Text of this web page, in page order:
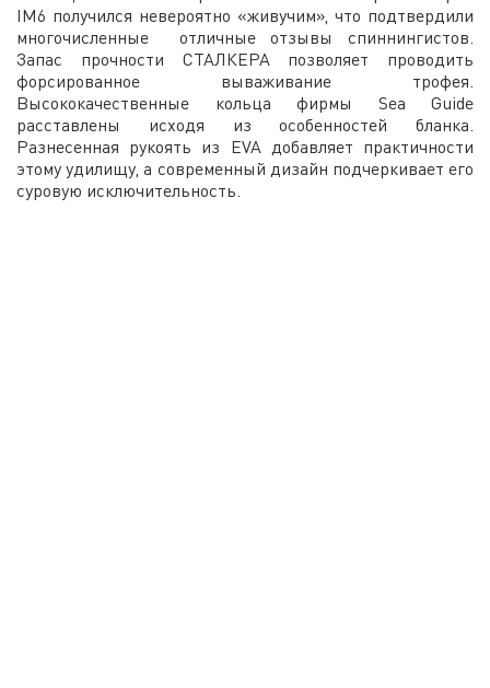
IM6 получился невероятно «живучим», что подтвердили
многочисленные отличные отзывы спиннингистов.
Запас прочности СТАЛКЕРА позволяет проводить
форсированное вываживание трофея.
Высококачественные кольца фирмы Sea Guide
расставлены исходя из особенностей бланка.
Разнесенная рукоять из EVA добавляет практичности
этому удилищу, а современный дизайн подчеркивает его
суровую исключительность.